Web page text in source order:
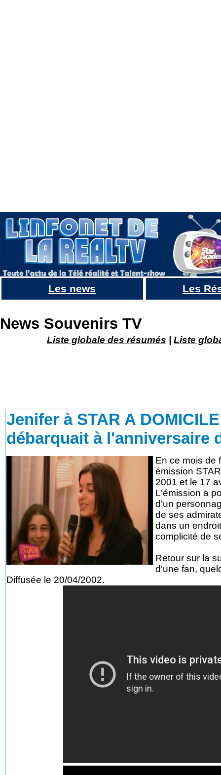
Les news Les
News Souvenirs TV
Liste globale des résumés Liste
Jenifer à STAR A
débarquait à l'anniversaire
En ce mois de
émission
2001 et le 17
L'émission a
d'un
de ses
dans un
complicité de
Retour sur la
d'une fan,
Diffusée le 20/04/2002.